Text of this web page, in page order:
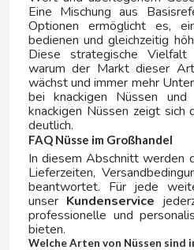
NESCAFE
NESTEA
NESTLE
NOCILLA
Eine Mischung aus
Optionen ermöglicht es,
bedienen und gleichzeitig
Diese strategische
warum der Markt dieser
wächst und immer mehr
bei knackigen Nüssen
knackigen Nüssen zeigt sich
deutlich.
FAQ Nüsse im Großhandel
In diesem Abschnitt werden
Lieferzeiten,
beantwortet. Für jede
unser Kundenservice
professionelle und
bieten.
Welche Arten von Nüssen sind